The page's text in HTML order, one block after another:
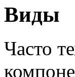
Виды
Часто